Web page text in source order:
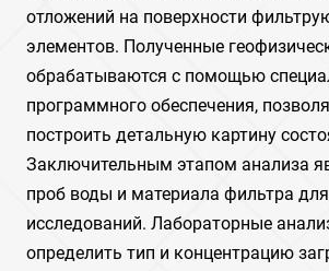
отложений на поверхности
элементов. Полученные
обрабатываются с помощью
программного обеспечения,
построить детальную картину
Заключительным этапом анализа
проб воды и материала фильтра
исследований. Лабораторные
определить тип и концентрацию